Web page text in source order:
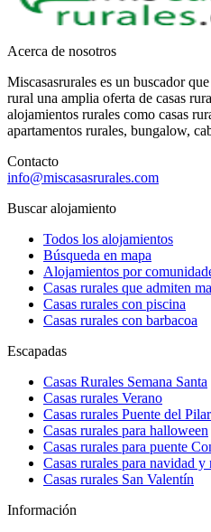
Acerca de nosotros
Miscasasrurales es un buscador
rural una amplia oferta de casas
alojamientos rurales como casas
apartamentos rurales, bungalow,
Contacto
info@miscasasrurales.com
Buscar alojamiento
Todos los alojamientos
Búsqueda en mapa
Alojamientos por
Casas rurales que admiten
Casas rurales con piscina
Casas rurales con barbacoa
Escapadas
Casas Rurales Semana Santa
Casas rurales Verano
Casas rurales Puente del Pilar
Casas rurales para halloween
Casas rurales para puente
Casas rurales para navidad y
Casas rurales San Valentín
Información